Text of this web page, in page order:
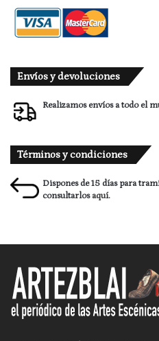
Envíos y devoluciones
Realizamos envíos a todo el
Términos y condiciones
Dispones de 15 días para
consultarlosaquí.